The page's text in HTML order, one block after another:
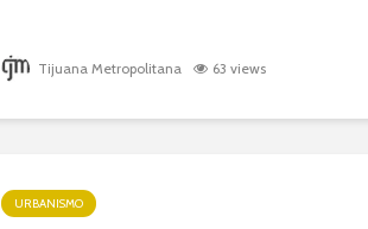
Tijuana Metropolitana 63 views
URBANISMO